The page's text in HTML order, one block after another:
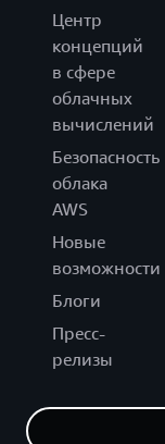
Центр
концепций
в сфере
облачных
вычислений
Безопасность
облака
AWS
Новые
возможности
Блоги
Пресс-
релизы